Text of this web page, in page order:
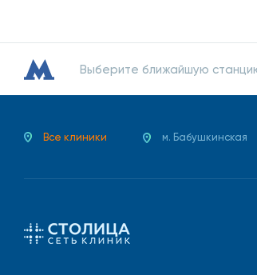
Выберите ближайшую
Все клиники м. Бабушкинская